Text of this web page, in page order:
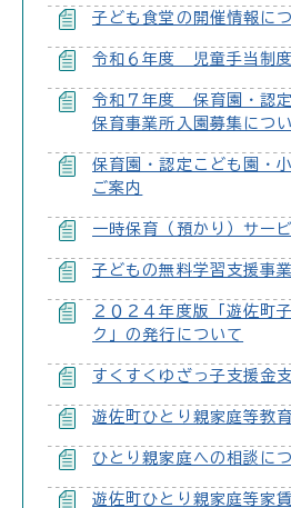
子ども食堂の開催情報に
令和６年度 児童手当制
令和７年度 保育園・認
保育事業所入園募集につ
保育園・認定こども園・
ご案内
一時保育（預かり）サー
子どもの無料学習支援事
２０２４年度版「遊佐町
ク」の発行について
すくすくゆざっ子支援金
遊佐町ひとり親家庭等教
ひとり親家庭への相談に
遊佐町ひとり親家庭等家